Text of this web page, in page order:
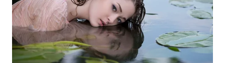
TAPANULI
TENGAH
WN DELI
SERDANG